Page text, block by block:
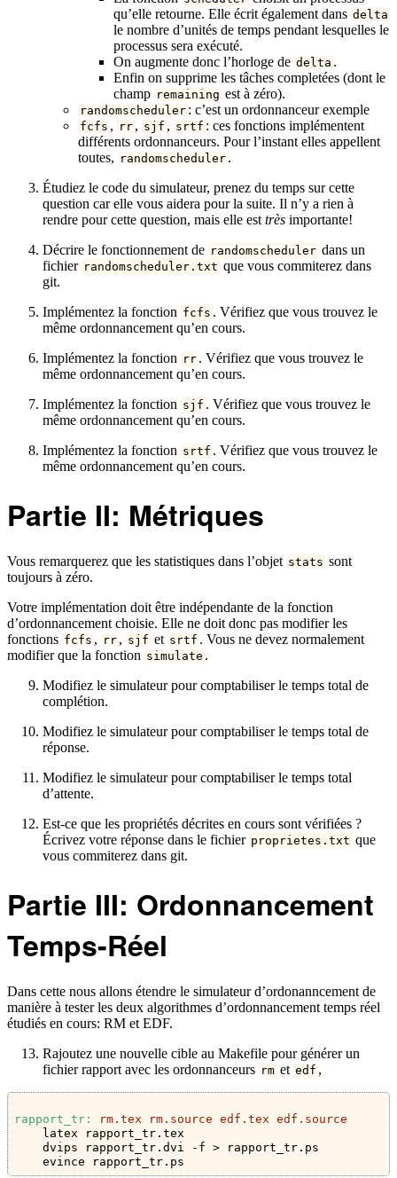
qu’elle retourne. Elle écrit également dans delta
le nombre d’unités de temps pendant lesquelles le
processus sera exécuté.
On augmente donc l’horloge de delta .
Enfin on supprime les tâches completées (dont le
champ remaining est à zéro).
randomscheduler : c’est un ordonnanceur exemple
fcfs , rr , sjf , srtf : ces fonctions implémentent
différents ordonnanceurs. Pour l’instant elles appellent
toutes, randomscheduler .
Étudiez le code du simulateur, prenez du temps sur cette
question car elle vous aidera pour la suite. Il n’y a rien à
rendre pour cette question, mais elle est très importante!
Décrire le fonctionnement de randomscheduler dans un
fichier randomscheduler.txt que vous commiterez dans
git.
Implémentez la fonction fcfs . Vérifiez que vous trouvez le
même ordonnancement qu’en cours.
Implémentez la fonction rr . Vérifiez que vous trouvez le
même ordonnancement qu’en cours.
Implémentez la fonction sjf . Vérifiez que vous trouvez le
même ordonnancement qu’en cours.
Implémentez la fonction srtf . Vérifiez que vous trouvez le
même ordonnancement qu’en cours.
Partie II: Métriques
Vous remarquerez que les statistiques dans l’objet stats sont
toujours à zéro.
Votre implémentation doit être indépendante de la fonction
d’ordonnancement choisie. Elle ne doit donc pas modifier les
fonctions fcfs , rr , sjf et srtf . Vous ne devez normalement
modifier que la fonction simulate .
Modifiez le simulateur pour comptabiliser le temps total de
complétion.
Modifiez le simulateur pour comptabiliser le temps total de
réponse.
Modifiez le simulateur pour comptabiliser le temps total
d’attente.
Est-ce que les propriétés décrites en cours sont vérifiées ?
Écrivez votre réponse dans le fichier proprietes.txt que
vous commiterez dans git.
Partie III: Ordonnancement
Temps-Réel
Dans cette nous allons étendre le simulateur d’ordonanncement de
manière à tester les deux algorithmes d’ordonnancement temps réel
étudiés en cours: RM et EDF.
Rajoutez une nouvelle cible au Makefile pour générer un
fichier rapport avec les ordonnanceurs rm et edf ,
rapport_tr:
rm.tex rm.source edf.tex edf.source
latex rapport_tr.tex
    dvips rapport_tr.dvi -f > rapport_tr.ps
    evince rapport_tr.ps